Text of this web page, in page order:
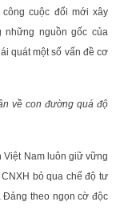
cuộc đổi mới xây
những nguồn gốc của
quát một số vấn đề cơ
về con đường quá độ
Việt Nam luôn giữ vững
bỏ qua chế độ tư
Đảng theo ngọn cờ độc